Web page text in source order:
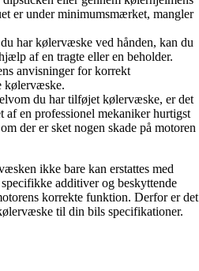
er under minimumsmærket, mangler
har kølervæske ved hånden, kan du
af en tragte eller en beholder.
anvisninger for korrekt
kølervæske.
du har tilføjet kølervæske, er det
en professionel mekaniker hurtigst
der er sket nogen skade på motoren
ikke bare kan erstattes med
additiver og beskyttende
korrekte funktion. Derfor er det
til din bils specifikationer.